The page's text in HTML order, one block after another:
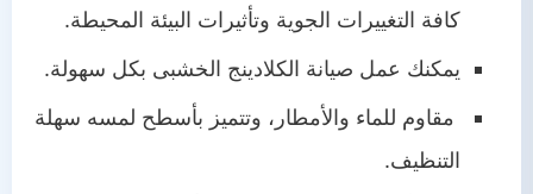
كافة التغييرات الجوية وتأثيرات البيئة المحيطة.
يمكنك عمل صيانة الكلادينج الخشبى بكل سهولة.
مقاوم للماء والأمطار، وتتميز بأسطح لمسه سهلة
التنظيف.